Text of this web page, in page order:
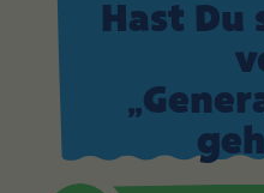
Hast Du